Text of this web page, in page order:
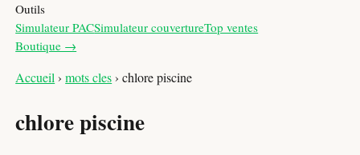
Outils
Simulateur PACSimulateur couvertureTop ventes
Boutique →
Accueil ›mots cles›chlore piscine
chlore piscine